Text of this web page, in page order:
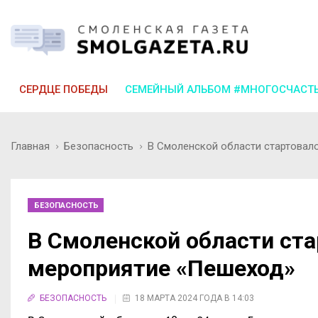
СЕРДЦЕ ПОБЕДЫ СЕМЕЙНЫЙ АЛЬБОМ
Главная Безопасность В Смоленской области
БЕЗОПАСНОСТЬ
В Смоленской области
мероприятие «Пешеход»
БЕЗОПАСНОСТЬ 18 МАРТА 2024 ГОДА В 14:03